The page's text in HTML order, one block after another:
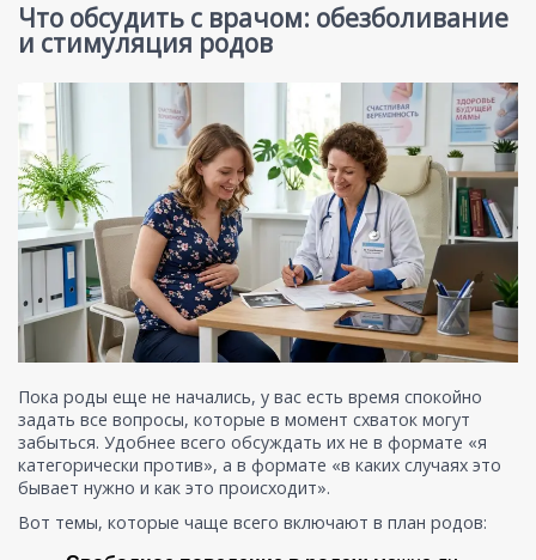
Что обсудить с врачом: обезболивание
и стимуляция родов
Пока роды еще не начались, у вас есть время спокойно
задать все вопросы, которые в момент схваток могут
забыться. Удобнее всего обсуждать их не в формате «я
категорически против», а в формате «в каких случаях это
бывает нужно и как это происходит».
Вот темы, которые чаще всего включают в план родов: